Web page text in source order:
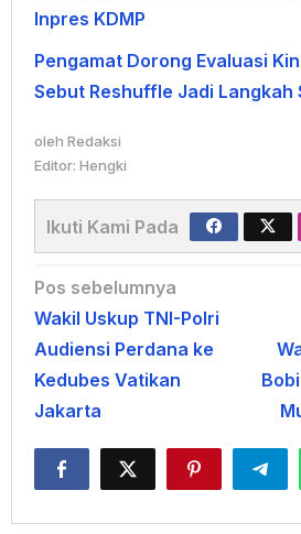
Inpres KDMP
Pengamat Dorong Evaluasi
Sebut Reshuffle Jadi Langkah
oleh Redaksi
Editor: Hengki
Ikuti Kami Pada
Navigasi
pos
Pos sebelumnya
Wakil Uskup TNI-Polri
Audiensi Perdana ke
Kedubes Vatikan
Jakarta